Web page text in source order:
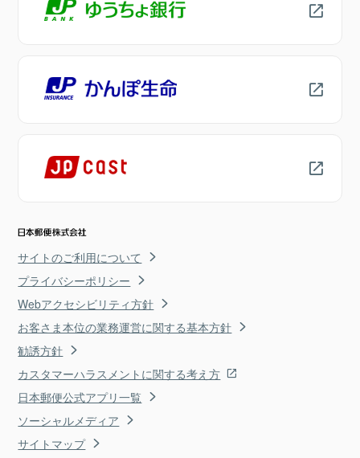
サイトのご利用について
プライバシーポリシー
Webアクセシビリティ方針
お客さま本位の業務運営に関する基本方針
勧誘方針
カスタマーハラスメントに関する考え方
日本郵便公式アプリ一覧
ソーシャルメディア
サイトマップ